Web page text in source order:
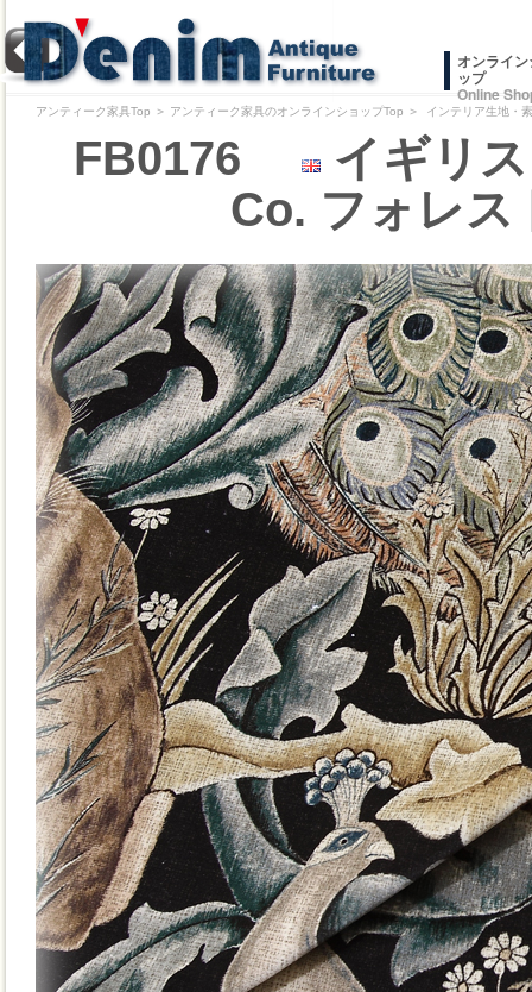
オンライ
ップ
Online
アンティーク家具Top ＞ アンティーク家具のオンラインショップTop ＞ インテリア生地・
FB0176
イギリ
Co. フォレス